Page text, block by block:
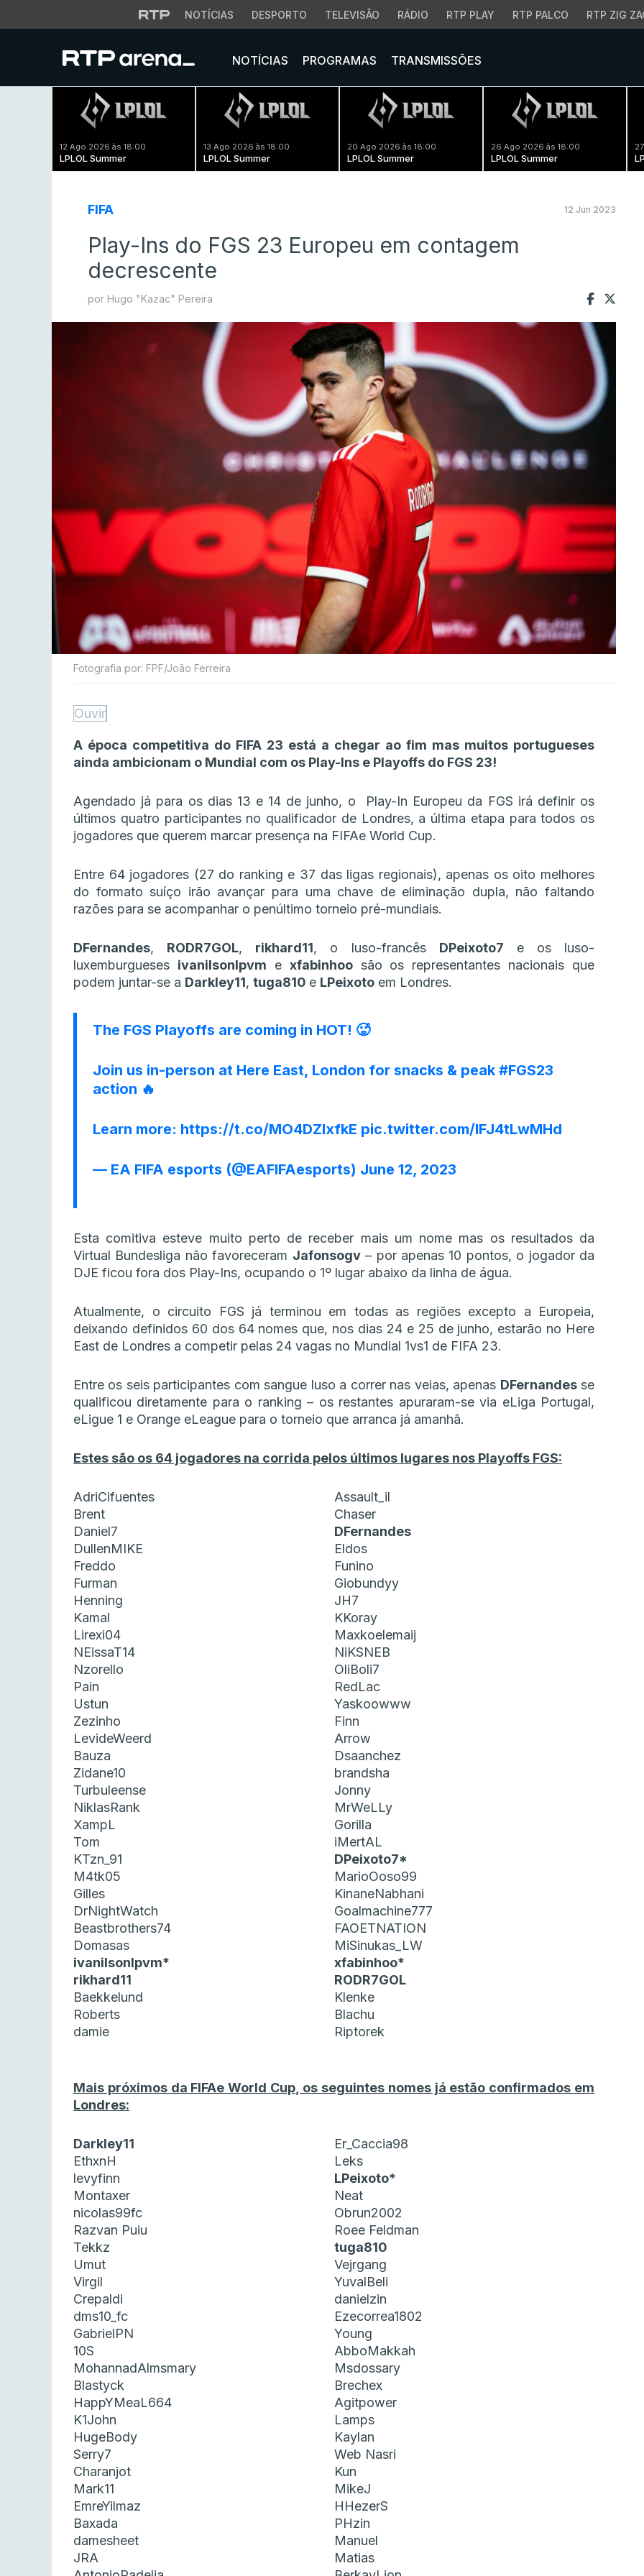
NOTÍCIAS DESPORTO TELEVISÃO RÁDIO RTP PLAY RTP PALCO RTP ZIG
NOTÍCIAS PROGRAMAS TRANSMISSÕES
12 Ago 2026 às 18:00
LPLOL Summer
13 Ago 2026 às 18:00
LPLOL Summer
20 Ago 2026 às 18:00
LPLOL Summer
26 Ago 2026 às 18:00
LPLOL Summer
FIFA 12 Jun 2023
Play-Ins do FGS 23 Europeu em contagem
decrescente
por Hugo "Kazac" Pereira
Fotografia por: FPF/João Ferreira
Ouvir
A época competitiva do FIFA 23 está a chegar ao fim mas muitos portugueses
ainda ambicionam o Mundial com os Play-Ins e Playoffs do FGS 23!
Agendado já para os dias 13 e 14 de junho, o Play-In Europeu da FGS irá definir os
últimos quatro participantes no qualificador de Londres, a última etapa para todos os
jogadores que querem marcar presença na FIFAe World Cup.
Entre 64 jogadores (27 do ranking e 37 das ligas regionais), apenas os oito melhores
do formato suíço irão avançar para uma chave de eliminação dupla, não faltando
razões para se acompanhar o penúltimo torneio pré-mundiais.
DFernandes, RODR7GOL, rikhard11, o luso-francês DPeixoto7 e os luso-
luxemburgueses ivanilsonlpvm e xfabinhoosão os representantes nacionais que
podem juntar-se a Darkley11, tuga810 e LPeixoto em Londres.
The FGS Playoffs are coming in HOT! 🥵
Join us in-person at Here East, London for snacks & peak #FGS23
action 🔥
Learn more: https://t.co/MO4DZlxfkE pic.twitter.com/lFJ4tLwMHd
— EA FIFA esports (@EAFIFAesports) June 12, 2023
Esta comitiva esteve muito perto de receber mais um nome mas os resultados da
Virtual Bundesliga não favoreceram Jafonsogv– por apenas 10 pontos, o jogador da
DJE ficou fora dos Play-Ins, ocupando o 1º lugar abaixo da linha de água.
Atualmente, o circuito FGS já terminou em todas as regiões excepto a Europeia,
deixando definidos 60 dos 64 nomes que, nos dias 24 e 25 de junho, estarão no Here
East de Londres a competir pelas 24 vagas no Mundial 1vs1 de FIFA 23.
Entre os seis participantes com sangue luso a correr nas veias, apenas DFernandesse
qualificou diretamente para o ranking – os restantes apuraram-se via eLiga Portugal,
eLigue 1 e Orange eLeague para o torneio que arranca já amanhã.
Estes são os 64 jogadores na corrida pelos últimos lugares nos Playoffs FGS:
AdriCifuentes
Assault_il
Brent
Chaser
Daniel7
DFernandes
DullenMIKE
Eldos
Freddo
Funino
Furman
Giobundyy
Henning
JH7
Kamal
KKoray
Lirexi04
Maxkoelemaij
NEissaT14
NiKSNEB
Nzorello
OliBoli7
Pain
RedLac
Ustun
Yaskoowww
Zezinho
Finn
LevideWeerd
Arrow
Bauza
Dsaanchez
Zidane10
brandsha
Turbuleense
Jonny
NiklasRank
MrWeLLy
XampL
Gorilla
Tom
iMertAL
KTzn_91
DPeixoto7*
M4tk05
MarioOoso99
Gilles
KinaneNabhani
DrNightWatch
Goalmachine777
Beastbrothers74
FAOETNATION
Domasas
MiSinukas_LW
ivanilsonlpvm*
xfabinhoo*
rikhard11
RODR7GOL
Baekkelund
Klenke
Roberts
Blachu
damie
Riptorek
Mais próximos da FIFAe World Cup, os seguintes nomes já estão confirmados em
Londres:
Darkley11
Er_Caccia98
EthxnH
Leks
levyfinn
LPeixoto*
Montaxer
Neat
nicolas99fc
Obrun2002
Razvan Puiu
Roee Feldman
Tekkz
tuga810
Umut
Vejrgang
Virgil
YuvalBeli
Crepaldi
danielzin
dms10_fc
Ezecorrea1802
GabrielPN
Young
10S
AbboMakkah
MohannadAlmsmary
Msdossary
Blastyck
Brechex
HappYMeaL664
Agitpower
K1John
Lamps
HugeBody
Kaylan
Serry7
Web Nasri
Charanjot
Kun
Mark11
MikeJ
EmreYilmaz
HHezerS
Baxada
PHzin
damesheet
Manuel
JRA
Matias